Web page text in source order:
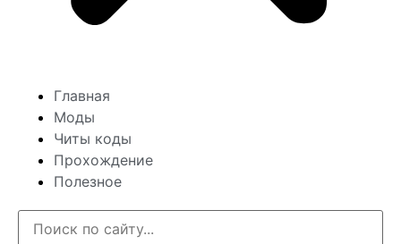
Главная
Моды
Читы коды
Прохождение
Полезное